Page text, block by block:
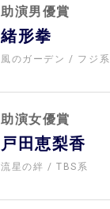
助演男優賞
緒形拳
風のガーデン フジ系
助演女優賞
戸田恵梨香
流星の絆 TBS系